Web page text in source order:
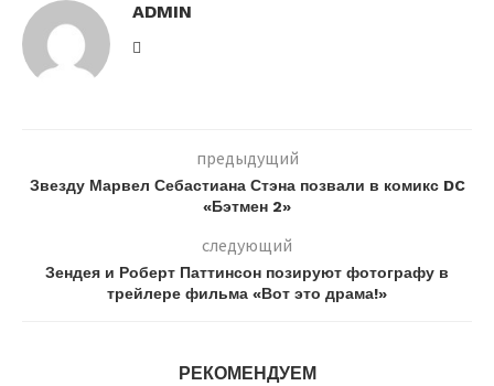
ADMIN
предыдущий
Звезду Марвел Себастиана Стэна позвали в комикс DC
«Бэтмен 2»
следующий
Зендея и Роберт Паттинсон позируют фотографу в
трейлере фильма «Вот это драма!»
РЕКОМЕНДУЕМ